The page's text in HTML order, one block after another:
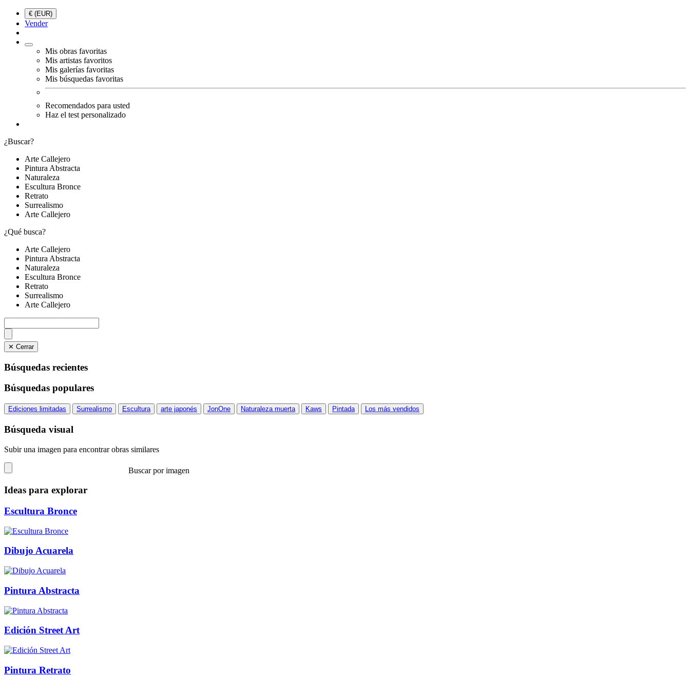
€ (EUR)
Vender
Mis obras favoritas
Mis artistas favoritos
Mis galerías favoritas
Mis búsquedas favoritas
Recomendados para usted
Haz el test personalizado
¿Buscar?
Arte Callejero
Pintura Abstracta
Naturaleza
Escultura Bronce
Retrato
Surrealismo
Arte Callejero
¿Qué busca?
Arte Callejero
Pintura Abstracta
Naturaleza
Escultura Bronce
Retrato
Surrealismo
Arte Callejero
✕ Cerrar
Búsquedas recientes
Búsquedas populares
Ediciones limitadas Surrealismo Escultura arte japonés JonOne Naturaleza muerta Kaws Pintada Los más vendidos
Búsqueda visual
Subir una imagen para encontrar obras similares
Buscar por imagen
Ideas para explorar
Escultura Bronce
Dibujo Acuarela
Pintura Abstracta
Edición Street Art
Pintura Retrato